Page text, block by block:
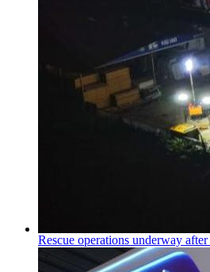
Rescue operations underway